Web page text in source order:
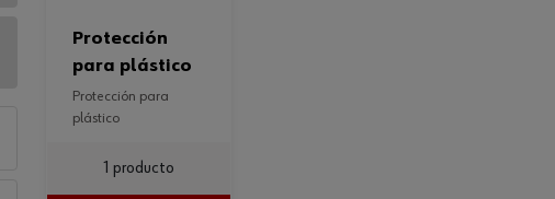
protección
para plástico
protección para
plástico
1 producto